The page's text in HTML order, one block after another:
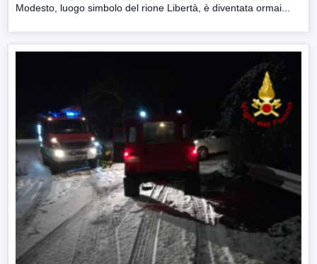
Modesto, luogo simbolo del rione Libertà, è diventata ormai...